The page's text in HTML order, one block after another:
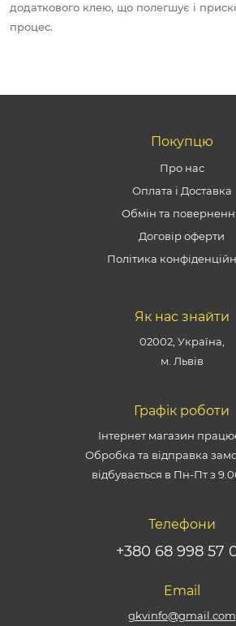
додаткового клею, що полегшує і
процес.
Покупцю
Про нас
Оплата і Доставка
Обмін та
Договір оферти
Політика
Як нас знайти
02002, Україна,
м. Львів
Графік роботи
Інтернет магазин
Обробка та відправка
відбувається в Пн-Пт з
Телефони
+380 68 998 57
Email
gkvinfo@gmail.com